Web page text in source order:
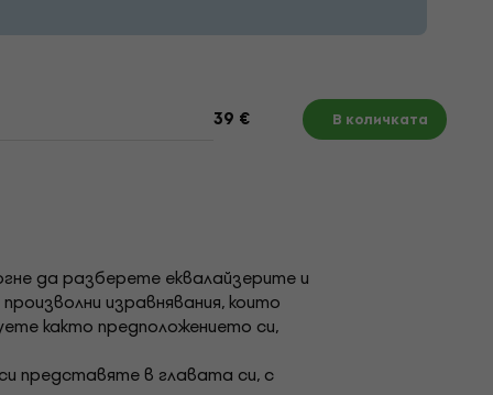
39 € В количката
да разберете еквалайзерите и
изравнявания, които
както предположението си,
представяте в главата си, с